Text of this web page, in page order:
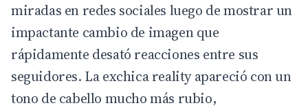
miradas en redes sociales luego de mostrar un
impactante cambio de imagen que
rápidamente desató reacciones entre sus
seguidores. La exchica reality apareció con un
tono de cabello mucho más rubio,